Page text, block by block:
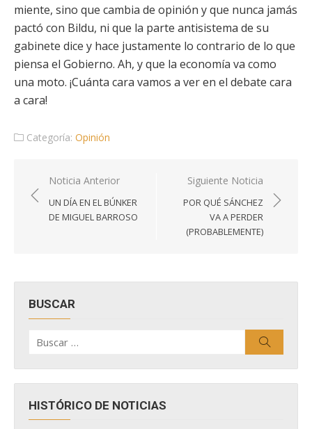
miente, sino que cambia de opinión y que nunca jamás
pactó con Bildu, ni que la parte antisistema de su
gabinete dice y hace justamente lo contrario de lo que
piensa el Gobierno. Ah, y que la economía va como
una moto. ¡Cuánta cara vamos a ver en el debate cara
a cara!
Categoría: Opinión
Navegación
de
entradas
Noticia Anterior
UN DÍA EN EL BÚNKER
DE MIGUEL BARROSO
Siguiente Noticia
POR QUÉ SÁNCHEZ
VA A PERDER
(PROBABLEMENTE)
BUSCAR
por:
HISTÓRICO DE NOTICIAS